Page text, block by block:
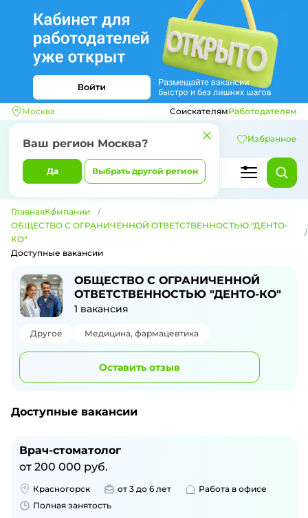
Москва
Ваш регион Москва?
Да Выбрать другой регион
СоискателямРаботодателям
Избранное
ГлавнаяКомпании
ОБЩЕСТВО С ОГРАНИЧЕННОЙ ОТВЕТСТВЕННОСТЬЮ "ДЕНТО-
КО"
Доступные вакансии
Доступные вакансии компании
ОБЩЕСТВО С ОГРАНИЧЕННОЙ
ОТВЕТСТВЕННОСТЬЮ "ДЕНТО-КО"
1 вакансия
Другое Медицина, фармацевтика
Оставить отзыв
Доступные вакансии
Врач-стоматолог
от 200 000 руб.
Красногорск от 3 до 6 лет
Работа в офисе
Полная занятость